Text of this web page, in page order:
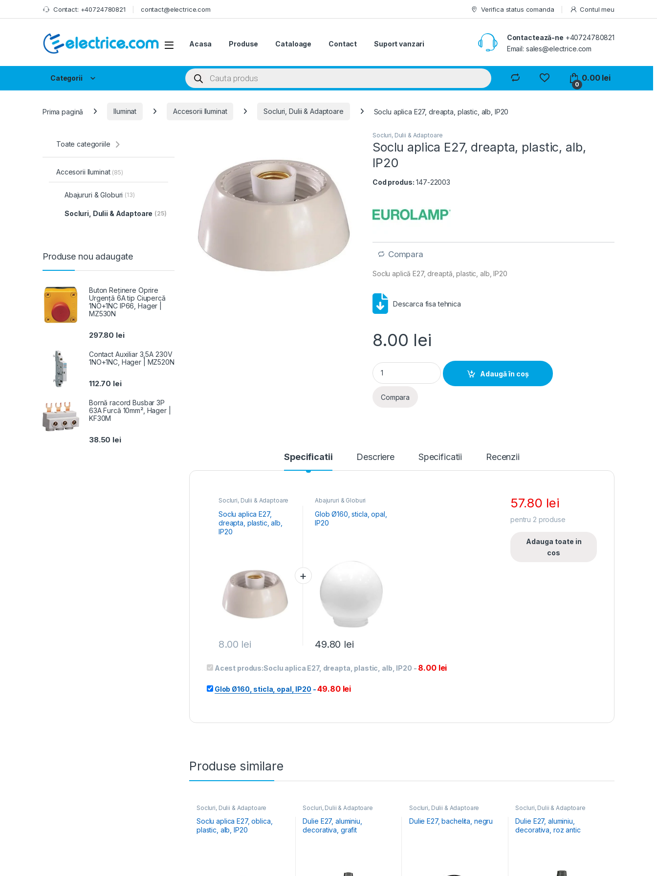
Skip to navigation
Skip to content Contact: +40724780821 contact@electrice.com Verifica status comanda Contul meu
Acasa Produse Cataloage Contact Suport vanzari
Contactează-ne +40724780821
Email: sales@electrice.com
Categorii
Products search
0
0.00 lei
Prima pagină Iluminat Accesorii Iluminat Socluri, Dulii & Adaptoare Soclu aplica E27, dreapta, plastic, alb, IP20
Socluri, Dulii & Adaptoare
Soclu aplica E27, dreapta, plastic, alb,
IP20
Cod produs: 147-22003
Compara
Soclu aplică E27, dreaptă, plastic, alb, IP20
Descarca fisa tehnica
8.00 lei
Soclu aplica E27, dreapta, plastic, alb, IP20 quantity
Adaugă în coș
Compara
Specificatii Descriere Specificatii Recenzii
Socluri, Dulii & Adaptoare
Soclu aplica E27,
dreapta, plastic, alb,
IP20
8.00 lei
Abajururi & Globuri
Glob Ø160, sticla, opal,
IP20
49.80 lei
Acest produs:Soclu aplica E27, dreapta, plastic, alb, IP20 - 8.00 lei
Glob Ø160, sticla, opal, IP20 -49.80 lei
57.80 lei
pentru 2 produse
Adauga toate in
cos
Produse similare
Socluri, Dulii & Adaptoare
Soclu aplica E27, oblica,
plastic, alb, IP20
Socluri, Dulii & Adaptoare
Dulie E27, aluminiu,
decorativa, grafit
Socluri, Dulii & Adaptoare
Dulie E27, bachelita, negru
Socluri, Dulii & Adaptoare
Dulie E27, aluminiu,
decorativa, roz antic
Toate categoriile
Accesorii Iluminat (85)
Abajururi & Globuri (13)
Socluri, Dulii & Adaptoare (25)
Produse nou adaugate
Buton Reținere Oprire
Urgență 6A tip Ciupercă
1NO+1NC IP66, Hager |
MZ530N
297.80 lei
Contact Auxiliar 3,5A 230V
1NO+1NC, Hager | MZ520N
112.70 lei
Bornă racord Busbar 3P
63A Furcă 10mm², Hager |
KF30M
38.50 lei